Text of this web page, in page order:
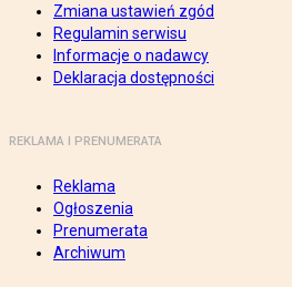
Zmiana ustawień zgód
Regulamin serwisu
Informacje o nadawcy
Deklaracja dostępności
REKLAMA I PRENUMERATA
Reklama
Ogłoszenia
Prenumerata
Archiwum